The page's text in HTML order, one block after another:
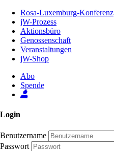
Inhalt
Seite
Rosa-Luxemburg-Konferenz
jW-Prozess
Aktionsbüro
Genossenschaft
Veranstaltungen
jW-Shop
Abo
Spende
Login
Benutzername
Passwort